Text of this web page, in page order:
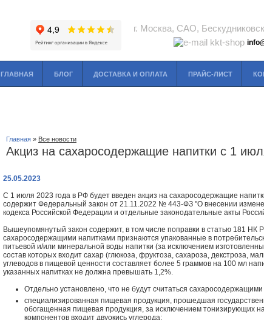
г. Москва, САО,
ГЛАВНАЯ БЛОГ ДОСТАВКА И ОПЛАТА ПРАЙС-ЛИСТ
Главная » Все новости
Акциз на сахаросодержащие напитки с 1
25.05.2023
С 1 июля 2023 года в РФ будет введен акциз на сахаросодержащие
содержит Федеральный закон от 21.11.2022 № 443-ФЗ "О внесении
кодекса Российской Федерации и отдельные законодательные акты
Вышеупомянутый закон содержит, в том числе поправки в статью 181 НК
сахаросодержащими напитками признаются упакованные в
питьевой и/или минеральной воды напитки (за исключением
состав которых входит сахар (глюкоза, фруктоза, сахароза, декстроза,
углеводов в пищевой ценности составляет более 5 граммов на 100 мл
указанных напитках не должна превышать 1,2%.
Отдельно установлено, что не будут считаться
специализированная пищевая продукция, прошедшая
обогащенная пищевая продукция, за исключением тонизирующих
компонентов входит двуокись углерода;